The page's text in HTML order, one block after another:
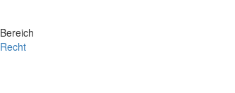
Bereich
Recht